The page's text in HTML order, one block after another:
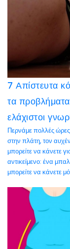
7 Απίστευτα
τα
ελάχιστοι
Περνάμε πολλές
στην πλάτη, τον
μπορείτε να κάνετε
αντικείμενο: ένα
μπορείτε να κάνετε